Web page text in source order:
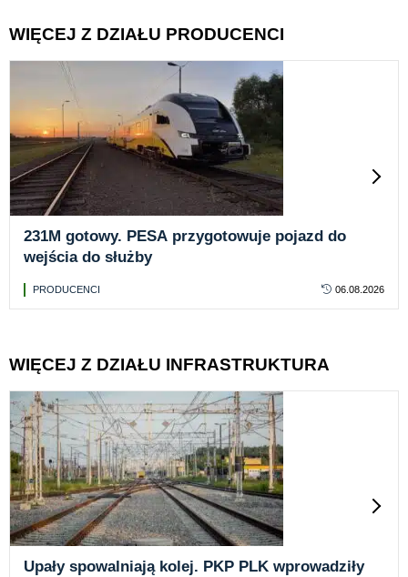
WIĘCEJ Z DZIAŁU PRODUCENCI
231M gotowy. PESA przygotowuje pojazd do
wejścia do służby
PRODUCENCI 06.08.2026
WIĘCEJ Z DZIAŁU INFRASTRUKTURA
Upały spowalniają kolej. PKP PLK wprowadziły